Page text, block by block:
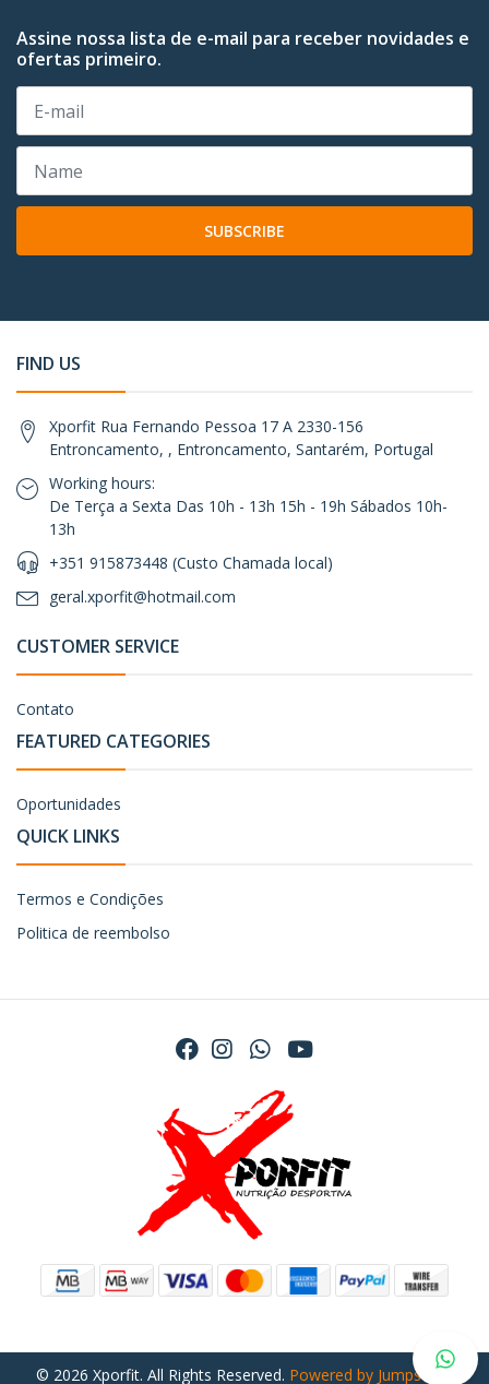
Assine nossa lista de e-mail para receber novidades e
ofertas primeiro.
SUBSCRIBE
FIND US
Xporfit Rua Fernando Pessoa 17 A 2330-156
Entroncamento, , Entroncamento, Santarém, Portugal
Working hours:
De Terça a Sexta Das 10h - 13h 15h - 19h Sábados 10h-
13h
+351 915873448 (Custo Chamada local)
geral.xporfit@hotmail.com
CUSTOMER SERVICE
Contato
FEATURED CATEGORIES
Oportunidades
QUICK LINKS
Termos e Condições
Politica de reembolso
© 2026 Xporfit. All Rights Reserved. Powered by Jumpseller